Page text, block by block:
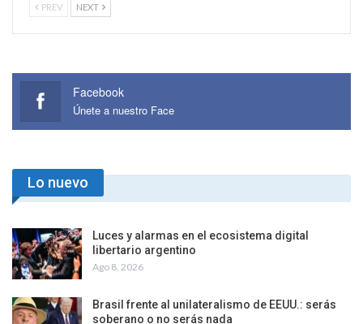
PREV NEXT
Facebook
Únete a nuestro Face
Lo nuevo
Luces y alarmas en el ecosistema digital
libertario argentino
Ago 8, 2026
Brasil frente al unilateralismo de EEUU.: serás
soberano o no serás nada